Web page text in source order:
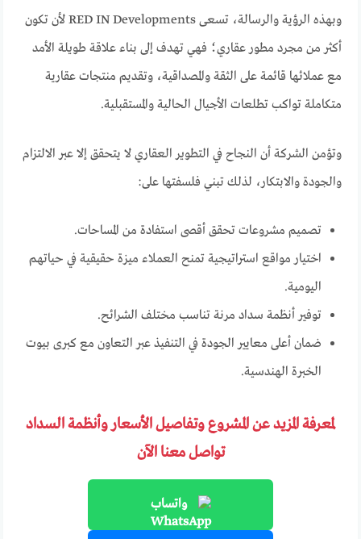
وبهذه الرؤية والرسالة، تسعى RED IN Developments لأن تكون
أكثر من مجرد مطور عقاري؛ فهي تهدف إلى بناء علاقة طويلة الأمد
مع عملائها قائمة على الثقة والمصداقية، وتقديم منتجات عقارية
متكاملة تواكب تطلعات الأجيال الحالية والمستقبلية.
وتؤمن الشركة أن النجاح في التطوير العقاري لا يتحقق إلا عبر الالتزام
والجودة والابتكار، لذلك تبني فلسفتها على:
تصميم مشروعات تحقق أقصى استفادة من المساحات.
اختيار مواقع استراتيجية تمنح العملاء ميزة حقيقية في حياتهم
اليومية.
توفير أنظمة سداد مرنة تناسب مختلف الشرائح.
ضمان أعلى معايير الجودة في التنفيذ عبر التعاون مع كبرى بيوت
الخبرة الهندسية.
لمعرفة المزيد عن المشروع وتفاصيل الأسعار وأنظمة السداد
تواصل معنا الآن
واتساب